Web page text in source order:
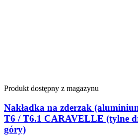
Produkt dostępny z magazynu
Nakładka na zderzak
T6 / T6.1 CARAVELLE (tylne
góry)